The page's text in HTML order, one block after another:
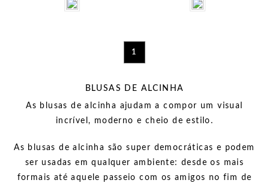
1
BLUSAS DE ALCINHA
As blusas de alcinha ajudam a compor um visual
incrível, moderno e cheio de estilo.
As blusas de alcinha são super democráticas e podem
ser usadas em qualquer ambiente: desde os mais
formais até aquele passeio com os amigos no fim de